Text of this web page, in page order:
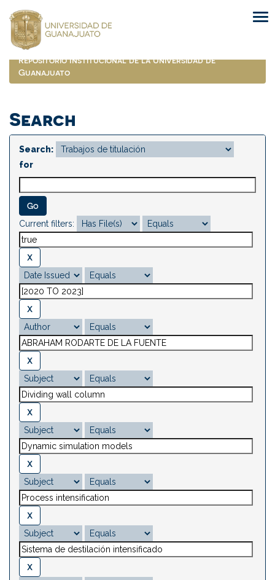
navigation
Repositorio Institucional de la Universidad de
Guanajuato
Search
Search:
for
Current filters: